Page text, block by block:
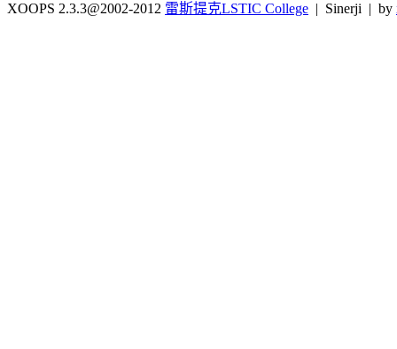
XOOPS 2.3.3@2002-2012 雷斯提克LSTIC College | Sinerji | by